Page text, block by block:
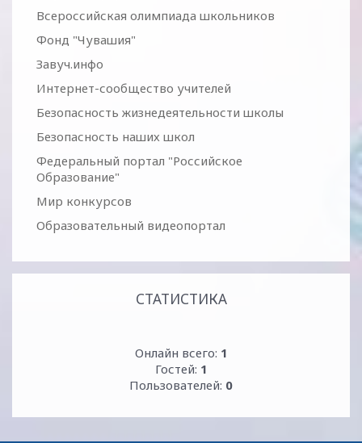
Всероссийская олимпиада школьников
Фонд "Чувашия"
Завуч.инфо
Интернет-сообщество учителей
Безопасность жизнедеятельности школы
Безопасность наших школ
Федеральный портал "Российское
Образование"
Мир конкурсов
Образовательный видеопортал
СТАТИСТИКА
Онлайн всего: 1
Гостей: 1
Пользователей: 0